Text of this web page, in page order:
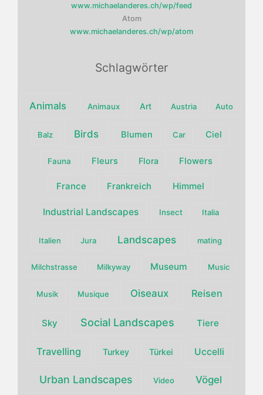
www.michaelanderes.ch/wp/feed
Atom
www.michaelanderes.ch/wp/atom
Schlagwörter
Animals Animaux Art Austria Auto
Balz Birds Blumen Car Ciel
Fauna Fleurs Flora Flowers
France Frankreich Himmel
Industrial Landscapes Insect Italia
Italien Jura Landscapes mating
Milchstrasse Milkyway Museum Music
Musik Musique Oiseaux Reisen
Sky Social Landscapes Tiere
Travelling Turkey Türkei Uccelli
Urban Landscapes Video Vögel